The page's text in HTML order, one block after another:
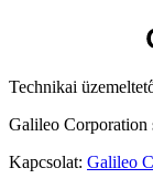
Technikai
Galileo Corporation
Kapcsolat: Galileo